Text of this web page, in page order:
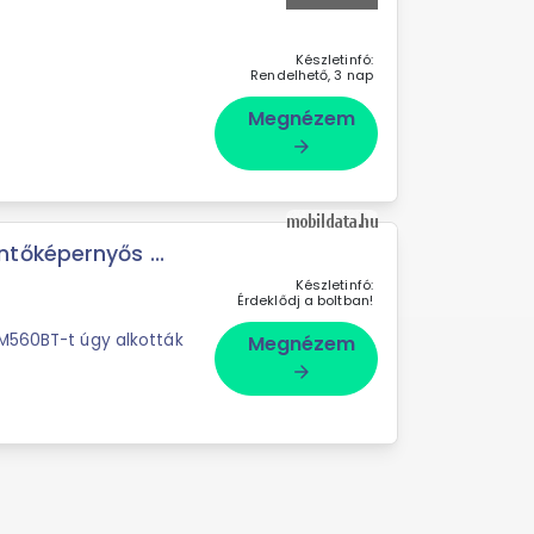
Készletinfó:
Rendelhető, 3 nap
Megnézem
arrow_forward
...
t úgy alkották
Készletinfó:
Érdeklődj a boltban!
Megnézem
arrow_forward